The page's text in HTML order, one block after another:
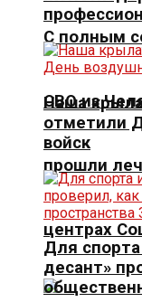
С полным
СВО из
прошли
центрах
Наша
отметили
войск
Для
десант»